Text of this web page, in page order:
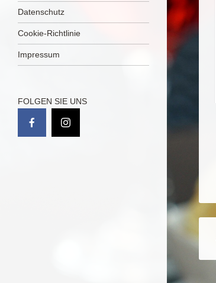
Datenschutz
Cookie-Richtlinie
Impressum
FOLGEN SIE UNS